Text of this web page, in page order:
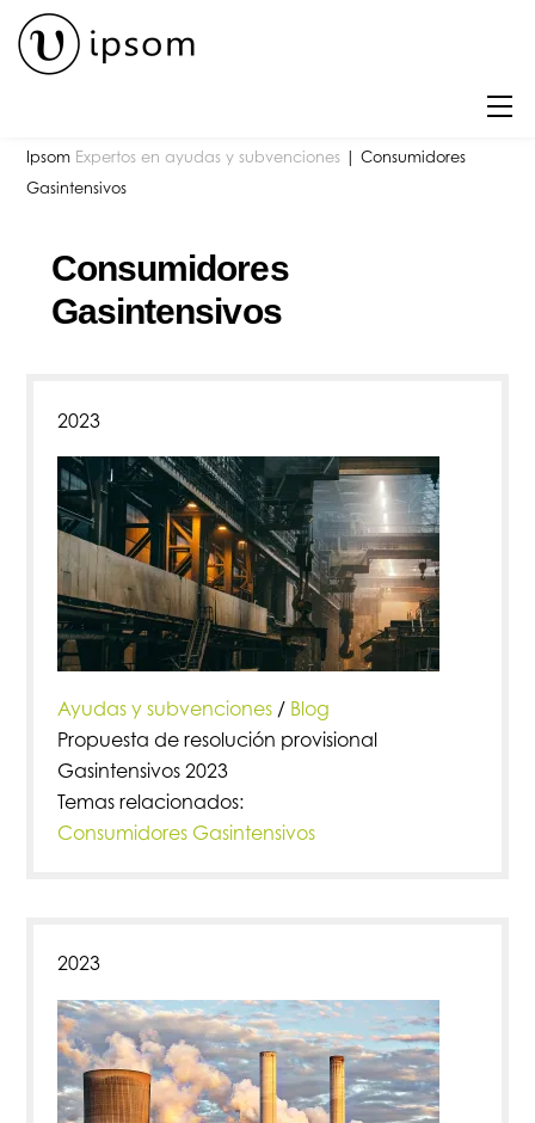
Skip
content
Ipsom Expertos en ayudas y subvenciones |Consumidores
Gasintensivos
Consumidores
Gasintensivos
2023
Ayudas y subvenciones/ Blog
Propuesta de resolución provisional
Gasintensivos 2023
Temas relacionados:
Consumidores Gasintensivos
2023